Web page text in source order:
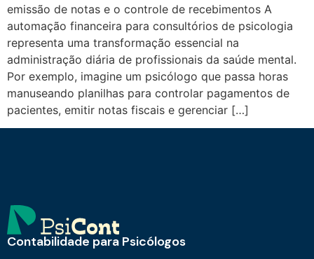
emissão de notas e o controle de recebimentos A
automação financeira para consultórios de psicologia
representa uma transformação essencial na
administração diária de profissionais da saúde mental.
Por exemplo, imagine um psicólogo que passa horas
manuseando planilhas para controlar pagamentos de
pacientes, emitir notas fiscais e gerenciar […]
Contabilidade para Psicólogos